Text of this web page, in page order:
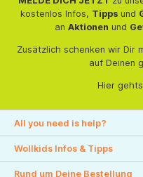
kostenlos Infos, Tippsund
an Aktionen und
Zusätzlich schenken wir Dir
auf Deinen
Hier
All you need is help?
Wollkids Infos & Tipps
Rund um Deine Bestellung